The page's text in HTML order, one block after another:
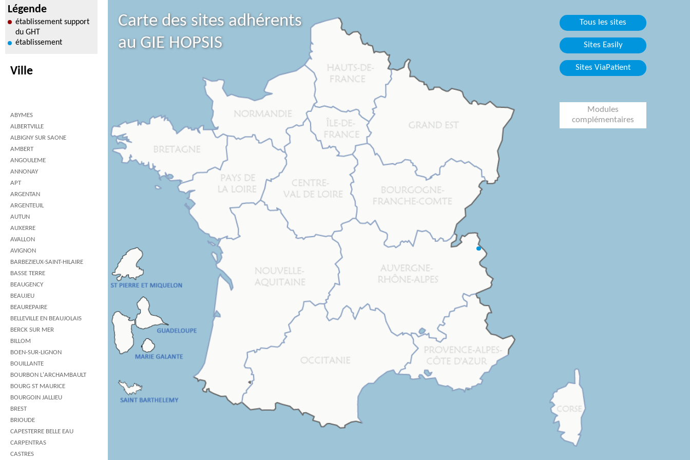
Tous les sites
Sites Easily
Sites ViaPatient
Légende
établissement support
du GHT
établissement
Ville
ABYMES
ALBERTVILLE
ALBIGNY SUR SAONE
AMBERT
ANGOULEME
ANNONAY
APT
ARGENTAN
ARGENTEUIL
AUTUN
AUXERRE
AVALLON
AVIGNON
BARBEZIEUX-SAINT-HILAIRE
BASSE TERRE
BEAUGENCY
BEAUJEU
BEAUREPAIRE
BELLEVILLE EN BEAUJOLAIS
BERCK SUR MER
BILLOM
BOEN-SUR-LIGNON
BOUILLANTE
BOURBON L'ARCHAMBAULT
BOURG ST MAURICE
BOURGOIN JALLIEU
BREST
BRIOUDE
CAPESTERRE BELLE EAU
CARPENTRAS
CASTRES
Carte des sites adhérents
au GIE HOPSIS